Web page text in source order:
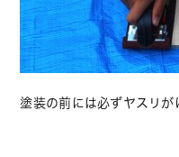
塗装の前には必ずヤスリが